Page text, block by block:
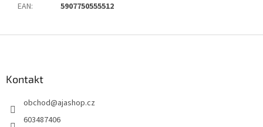
EAN: 5907750555512
Kontakt
obchod@ajashop.cz
603487406